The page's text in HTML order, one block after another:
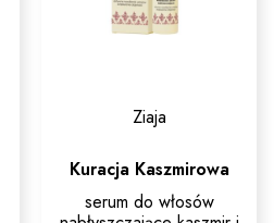
Ziaja
Kuracja Kaszmirowa
serum do włosów